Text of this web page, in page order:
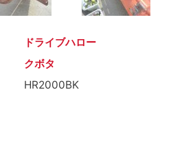
ドライブハロー
クボタ
HR2000BK